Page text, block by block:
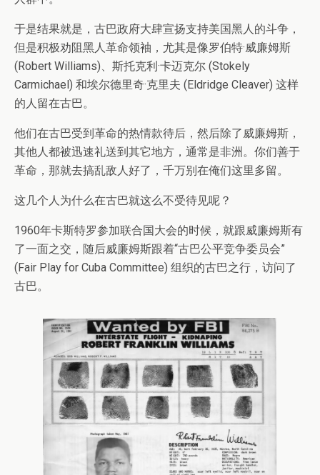
于是结果就是，古巴政府大肆宣扬支持美国黑人的斗争，
但是积极劝阻黑人革命领袖，尤其是像罗伯特·威廉姆斯
(Robert Williams)、斯托克利·卡迈克尔 (Stokely
Carmichael) 和埃尔德里奇·克里夫 (Eldridge Cleaver) 这样
的人留在古巴。
他们在古巴受到革命的热情款待后，然后除了威廉姆斯，
其他人都被迅速礼送到其它地方，通常是非洲。你们善于
革命，那就去搞乱敌人好了，千万别在俺们这里多留。
这几个人为什么在古巴就这么不受待见呢？
1960年卡斯特罗参加联合国大会的时候，就跟威廉姆斯有
了一面之交，随后威廉姆斯跟着“古巴公平竞争委员会”
(Fair Play for Cuba Committee) 组织的古巴之行，访问了
古巴。